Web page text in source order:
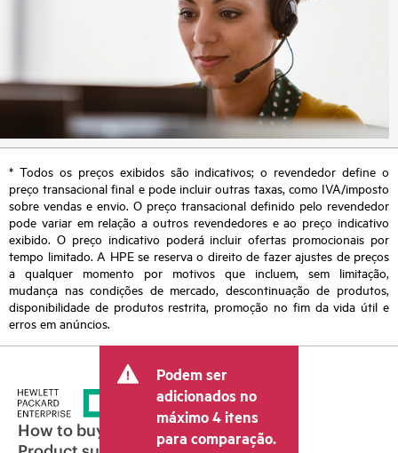
* Todos os preços exibidos são indicativos; o revendedor define o
preço transacional final e pode incluir outras taxas, como IVA/imposto
sobre vendas e envio. O preço transacional definido pelo revendedor
pode variar em relação a outros revendedores e ao preço indicativo
exibido. O preço indicativo poderá incluir ofertas promocionais por
tempo limitado. A HPE se reserva o direito de fazer ajustes de preços
a qualquer momento por motivos que incluem, sem limitação,
mudança nas condições de mercado, descontinuação de produtos,
disponibilidade de produtos restrita, promoção no fim da vida útil e
erros em anúncios.
Podem ser
adicionados no
máximo 4 itens
para comparação.
How to buy